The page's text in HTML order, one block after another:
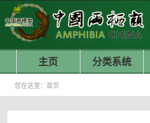
主页 分类系统
您在这里： 首页